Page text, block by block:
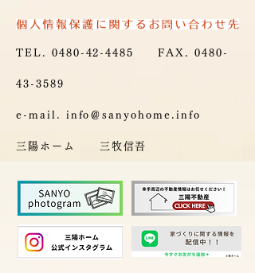
TEL. 0480-42-4485 FAX. 0480-
43-3589
e-mail. info＠sanyohome.info
三陽ホーム 三牧信吾